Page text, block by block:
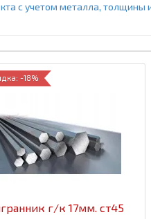
с учетом металла, толщины
-18%
г/к 17мм. ст45